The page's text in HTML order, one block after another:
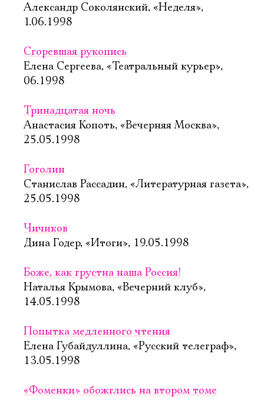
Александр Соколянский, «Неделя»,
1.06.1998
Сгоревшая рукопись
Елена Сергеева, «Театральный курьер»,
06.1998
Тринадцатая ночь
Анастасия Копоть, «Вечерняя Москва»,
25.05.1998
Гоголин
Станислав Рассадин, «Литературная газета»,
25.05.1998
Чичиков
Дина Годер, «Итоги», 19.05.1998
Боже, как грустна наша Россия!
Наталья Крымова, «Вечерний клуб»,
14.05.1998
Попытка медленного чтения
Елена Губайдуллина, «Русский телеграф»,
13.05.1998
«Фоменки» обожглись на втором томе